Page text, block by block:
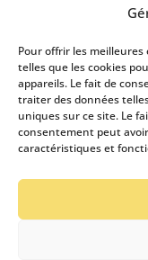
Pour offrir les
telles que les cookies
appareils. Le fait de
traiter des données
uniques sur ce site. Le
consentement peut
caractéristiques et
Suivez-
S’abonner